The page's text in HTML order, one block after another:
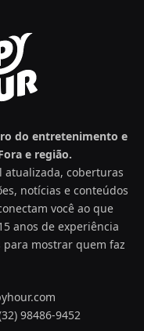
do entretenimento e
e região.
atualizada, coberturas
notícias e conteúdos
você ao que
anos de experiência
mostrar quem faz
98486-9452